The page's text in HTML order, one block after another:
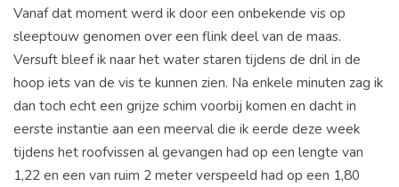
Vanaf dat moment werd ik door een onbekende vis op
sleeptouw genomen over een flink deel van de maas.
Versuft bleef ik naar het water staren tijdens de dril in de
hoop iets van de vis te kunnen zien. Na enkele minuten zag ik
dan toch echt een grijze schim voorbij komen en dacht in
eerste instantie aan een meerval die ik eerde deze week
tijdens het roofvissen al gevangen had op een lengte van
1,22 en een van ruim 2 meter verspeeld had op een 1,80